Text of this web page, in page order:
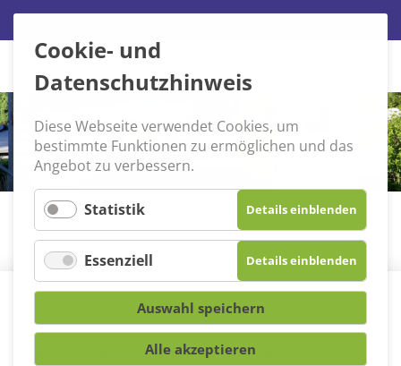
überspringen
Herzlich willkommen auf dem
Cookie- und
Datenschutzhinweis
Diese Webseite verwendet Cookies, um
bestimmte Funktionen zu ermöglichen und das
Angebot zu verbessern.
Statistik Details einblenden
Essenziell Details einblenden
Auswahl speichern
Alle akzeptieren